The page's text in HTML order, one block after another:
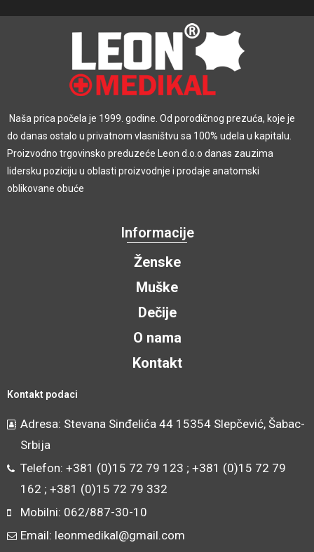
Naša prica počela je 1999. godine. Od porodičnog prezuća, koje je
do danas ostalo u privatnom vlasništvu sa 100% udela u kapitalu.
Proizvodno trgovinsko preduzeće Leon d.o.o danas zauzima
lidersku poziciju u oblasti proizvodnje i prodaje anatomski
oblikovane obuće
Informacije
Ženske
Muške
Dečije
O nama
Kontakt
Kontakt podaci
Adresa: Stevana Sinđelića 44 15354 Slepčević, Šabac-
Srbija
Telefon: +381 (0)15 72 79 123 ; +381 (0)15 72 79
162 ; +381 (0)15 72 79 332
Mobilni: 062/887-30-10
Email: leonmedikal@gmail.com